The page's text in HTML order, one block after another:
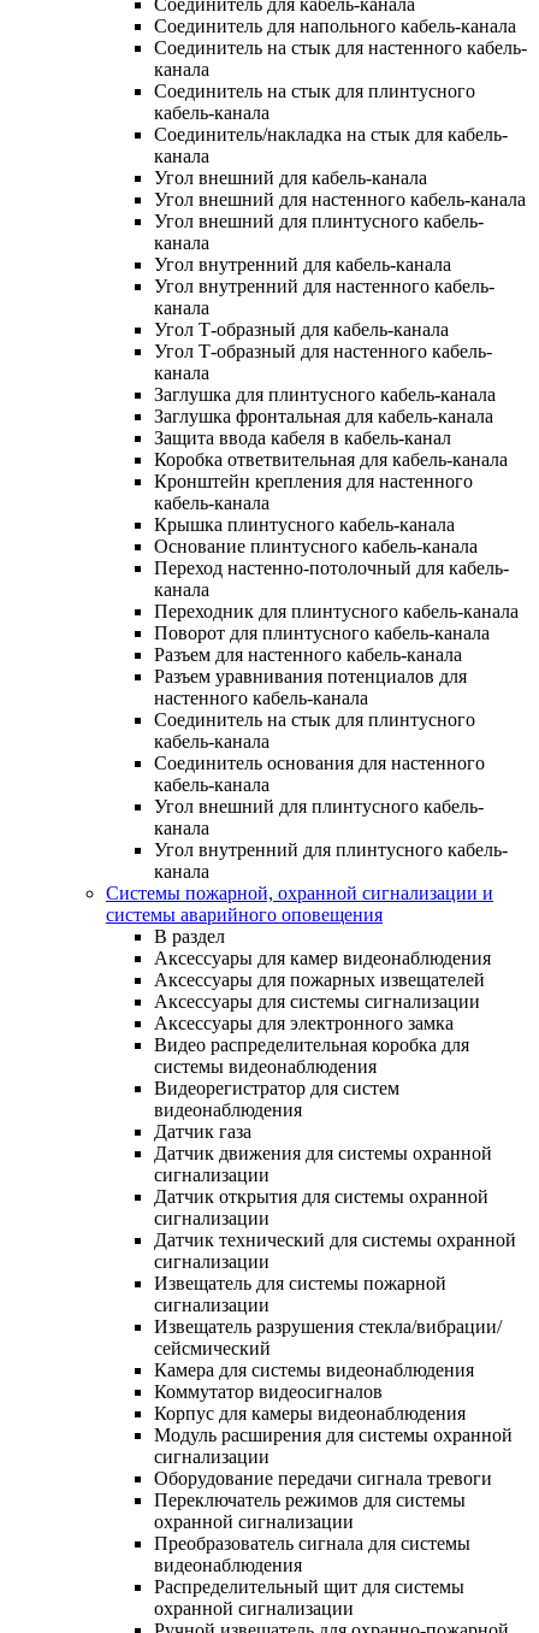
Соединитель для напольного кабель-канала
Соединитель на стык для настенного кабель-
канала
Соединитель на стык для плинтусного
кабель-канала
Соединитель/накладка на стык для кабель-
канала
Угол внешний для кабель-канала
Угол внешний для настенного кабель-канала
Угол внешний для плинтусного кабель-
канала
Угол внутренний для кабель-канала
Угол внутренний для настенного кабель-
канала
Угол Т-образный для кабель-канала
Угол Т-образный для настенного кабель-
канала
Заглушка для плинтусного кабель-канала
Заглушка фронтальная для кабель-канала
Защита ввода кабеля в кабель-канал
Коробка ответвительная для кабель-канала
Кронштейн крепления для настенного
кабель-канала
Крышка плинтусного кабель-канала
Основание плинтусного кабель-канала
Переход настенно-потолочный для кабель-
канала
Переходник для плинтусного кабель-канала
Поворот для плинтусного кабель-канала
Разъем для настенного кабель-канала
Разъем уравнивания потенциалов для
настенного кабель-канала
Соединитель на стык для плинтусного
кабель-канала
Соединитель основания для настенного
кабель-канала
Угол внешний для плинтусного кабель-
канала
Угол внутренний для плинтусного кабель-
канала
Системы пожарной, охранной сигнализации и
системы аварийного оповещения
В раздел
Аксессуары для камер видеонаблюдения
Аксессуары для пожарных извещателей
Аксессуары для системы сигнализации
Аксессуары для электронного замка
Видео распределительная коробка для
системы видеонаблюдения
Видеорегистратор для систем
видеонаблюдения
Датчик газа
Датчик движения для системы охранной
сигнализации
Датчик открытия для системы охранной
сигнализации
Датчик технический для системы охранной
сигнализации
Извещатель для системы пожарной
сигнализации
Извещатель разрушения стекла/вибрации/
сейсмический
Камера для системы видеонаблюдения
Коммутатор видеосигналов
Корпус для камеры видеонаблюдения
Модуль расширения для системы охранной
сигнализации
Оборудование передачи сигнала тревоги
Переключатель режимов для системы
охранной сигнализации
Преобразователь сигнала для системы
видеонаблюдения
Распределительный щит для системы
охранной сигнализации